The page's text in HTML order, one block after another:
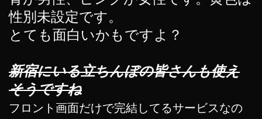
性別未設定です。
とても面白いかもですよ？
新宿にいる立ちんぼの皆さんも使え
そうですね
フロント画面だけで完結してるサービスなの